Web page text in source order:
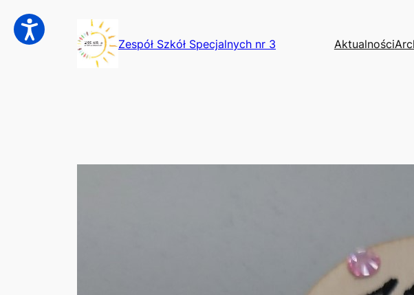
Przejdź
do
treści
Zespół Szkół Specjalnych nr 3 Aktualności